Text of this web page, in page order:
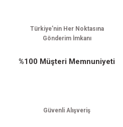
Türkiye’nin Her Noktasına
Gönderim İmkanı
%100 Müşteri Memnuniyeti
Güvenli Alışveriş